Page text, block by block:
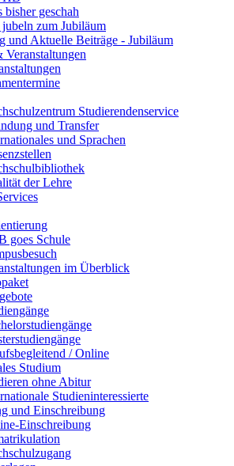
bisher geschah
zum Jubiläum
und Aktuelle Beiträge - Jubiläum
Veranstaltungen
Studierendenservice
und Transfer
und Sprachen
der Lehre
goes Schule
im Überblick
/ Online
Studium
ohne Abitur
Studieninteressierte
und Einschreibung
Einschreibung